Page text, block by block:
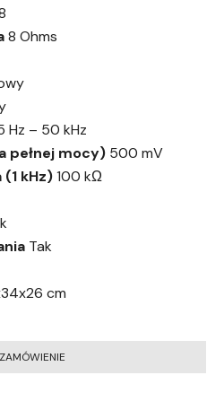
8 Ohms
Hz – 50 kHz
pełnej mocy) 500 mV
kHz)100 kΩ
Tak
cm